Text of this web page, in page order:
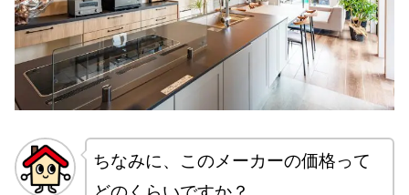
ちなみに、このメーカーの価格って